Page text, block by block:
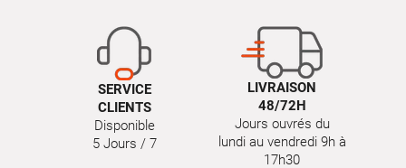
SERVICE
CLIENTS
Disponible
5 Jours / 7
LIVRAISON
48/72H
Jours ouvrés du
lundi au vendredi 9h à
17h30